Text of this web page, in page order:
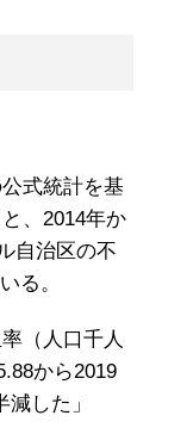
式統計を基
、2014年か
自治区の不
る。
（人口千人
から2019
した」